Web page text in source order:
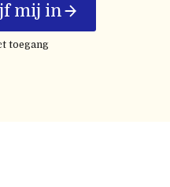
mij in
toegang